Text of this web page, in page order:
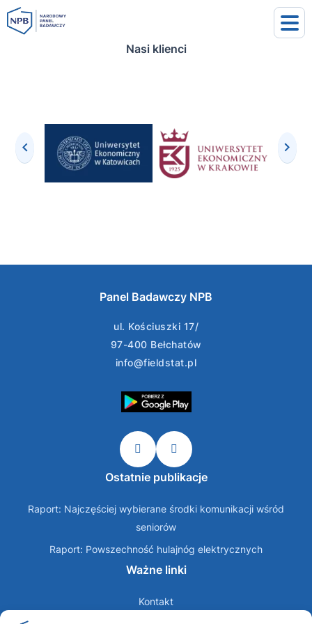
Nasi klienci
Panel Badawczy NPB
ul. Kościuszki 17/
97-400 Bełchatów
info@fieldstat.pl
Ostatnie publikacje
Raport: Najczęściej wybierane środki komunikacji wśród
seniorów
Raport: Powszechność hulajnóg elektrycznych
Ważne linki
Kontakt